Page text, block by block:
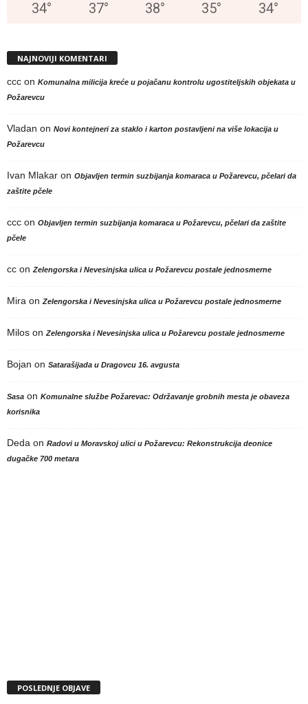
34° 37° 38° 35° 34°
NAJNOVIJI KOMENTARI
ccc on Komunalna milicija kreće u pojačanu kontrolu ugostiteljskih objekata u
Požarevcu
Vladan on Novi kontejneri za staklo i karton postavljeni na više lokacija u
Požarevcu
Ivan Mlakar on Objavljen termin suzbijanja komaraca u Požarevcu, pčelari da
zaštite pčele
ccc on Objavljen termin suzbijanja komaraca u Požarevcu, pčelari da zaštite
pčele
cc on Zelengorska i Nevesinjska ulica u Požarevcu postale jednosmerne
Mira on Zelengorska i Nevesinjska ulica u Požarevcu postale jednosmerne
Milos on Zelengorska i Nevesinjska ulica u Požarevcu postale jednosmerne
Bojan on Satarašijada u Dragovcu 16. avgusta
Sasa on Komunalne službe Požarevac: Održavanje grobnih mesta je obaveza
korisnika
Deda on Radovi u Moravskoj ulici u Požarevcu: Rekonstrukcija deonice
dugačke 700 metara
POSLEDNJE OBJAVE